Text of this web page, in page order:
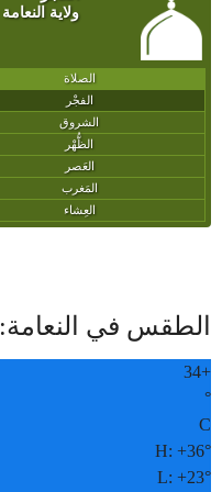
الطقس في النعامة:
+
34
°
C
H: +36°
L: +23°